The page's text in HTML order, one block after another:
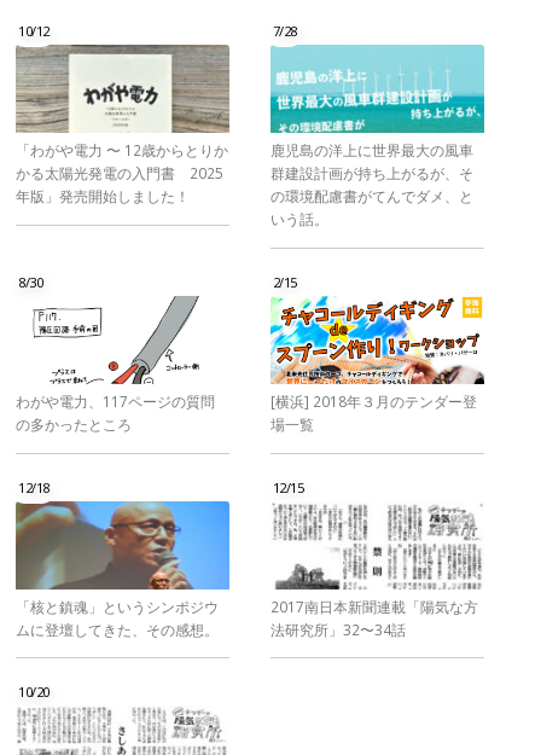
10/12
「わがや電力 〜 12歳からとりか
かる太陽光発電の入門書 2025
年版」発売開始しました！
7/28
鹿児島の洋上に世界最大の風車
群建設計画が持ち上がるが、そ
の環境配慮書がてんでダメ、と
いう話。
8/30
わがや電力、117ページの質問
の多かったところ
2/15
[横浜] 2018年３月のテンダー登
場一覧
12/18
「核と鎮魂」というシンポジウ
ムに登壇してきた、その感想。
12/15
2017南日本新聞連載「陽気な方
法研究所」32〜34話
10/20